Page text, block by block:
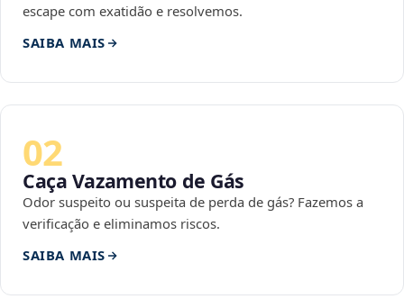
escape com exatidão e resolvemos.
SAIBA MAIS
02
Caça Vazamento de Gás
Odor suspeito ou suspeita de perda de gás? Fazemos a
verificação e eliminamos riscos.
SAIBA MAIS